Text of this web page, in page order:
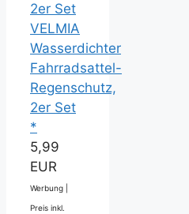
VELMIA
Wasserdichter
Fahrradsattel-
Regenschutz,
2er Set
*
5,99
EUR
Werbung |
Preis inkl.